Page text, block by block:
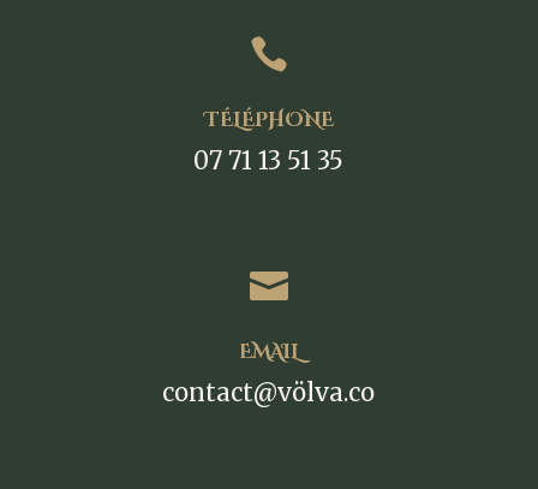

TÉLÉPHONE
07 71 13 51 35

EMAIL
contact@völva.co